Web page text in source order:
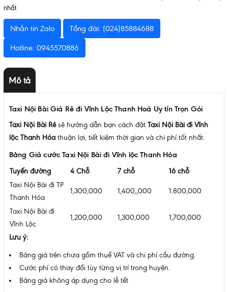
nhất
Nhắn tin Zalo Tổng đài: (024)85884688
Hotline: 0945570886
Mô tả
Taxi Nội Bài Giá Rẻ đi Vĩnh Lộc Thanh Hoá Uy tín Trọn Gói
Taxi Nội Bài Rẻsẽ hướng dẫn bạn cách đặt Taxi Nội Bài đi Vĩnh
lộc Thanh Hóa thuận lợi, tiết kiệm thời gian và chi phí tốt nhất.
Bảng Giá cước Taxi Nội Bài đi Vĩnh lộc Thanh Hóa
Tuyến đường 4 Chỗ 7 chỗ
16 chỗ
Taxi Nội Bài đi TP
Thanh Hóa
1,300,000 1,400,,000 1.800,000
Taxi Nội Bài đi
Vĩnh Lộc
1,200,000 1,300,000 1,700,000
Lưu ý:
Bảng giá trên chưa gồm thuế VAT và chi phí cầu đường.
Cước phí có thay đổi tùy từng vị trí trong huyện.
Bảng giá không áp dụng cho lễ tết